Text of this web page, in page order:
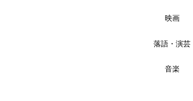
映画
落語・演芸
音楽